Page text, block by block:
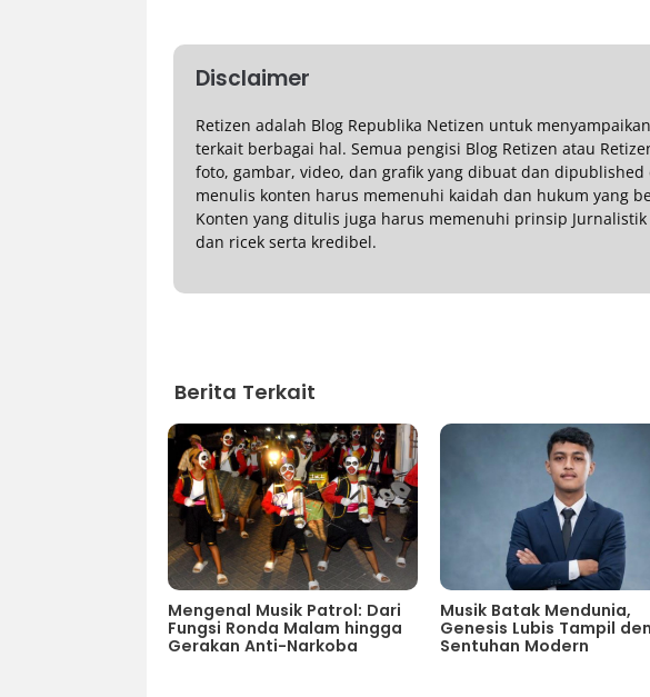
Disclaimer
Retizen adalah Blog Republika Netizen untuk
terkait berbagai hal. Semua pengisi Blog Retizen atau
foto, gambar, video, dan grafik yang dibuat dan dipublished
menulis konten harus memenuhi kaidah dan hukum yang
Konten yang ditulis juga harus memenuhi prinsip
dan ricek serta kredibel.
Berita Terkait
Mengenal Musik Patrol: Dari
Fungsi Ronda Malam hingga
Gerakan Anti-Narkoba
Musik Batak Mendunia,
Genesis Lubis Tampil
Sentuhan Modern